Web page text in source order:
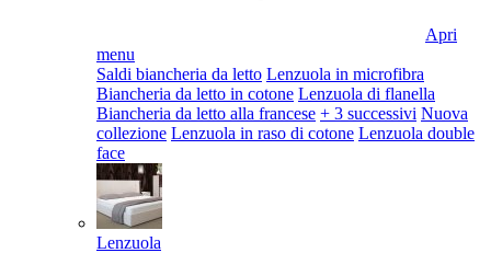
Apri
menu
Saldi biancheria da letto Lenzuola in microfibra
Biancheria da letto in cotone Lenzuola di flanella
Biancheria da letto alla francese + 3 successivi Nuova
collezione Lenzuola in raso di cotone Lenzuola double
face
Lenzuola